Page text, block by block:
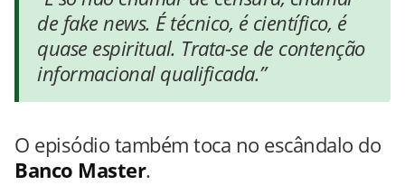
de fake news. É técnico, é científico, é
quase espiritual. Trata-se de contenção
informacional qualificada.”
O episódio também toca no escândalo do
Banco Master.